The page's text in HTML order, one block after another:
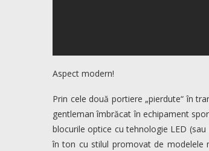
Aspect modern!
Prin cele două portiere „pierdute“ în
gentleman îmbrăcat în echipament
blocurile optice cu tehnologie LED
în ton cu stilul promovat de modelele